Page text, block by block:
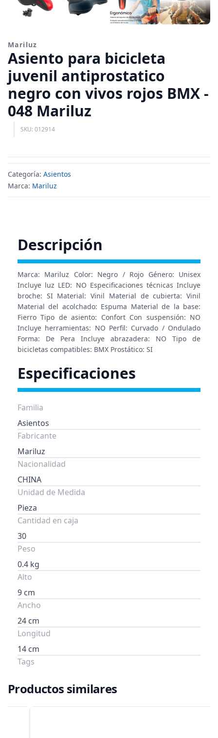
Mariluz
Asiento para bicicleta
juvenil antiprostatico
negro con vivos rojos BMX -
048 Mariluz
SKU: 012914
Categoría: Asientos
Marca: Mariluz
Descripción
Marca: Mariluz Color: Negro / Rojo Género: Unisex
Incluye luz LED: NO Especificaciones técnicas Incluye
broche: SI Material: Vinil Material de cubierta: Vinil
Material del acolchado: Espuma Material de la base:
Fierro Tipo de asiento: Confort Con suspensión: NO
Incluye herramientas: NO Perfil: Curvado / Ondulado
Forma: De Pera Incluye abrazadera: NO Tipo de
bicicletas compatibles: BMX Prostático: SI
Especificaciones
Familia
Asientos
Fabricante
Mariluz
Nacionalidad
CHINA
Unidad de Medida
Pieza
Cantidad en caja
30
Peso
0.4 kg
Alto
9 cm
Ancho
24 cm
Longitud
14 cm
Tags
Productos similares